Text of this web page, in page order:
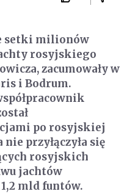
setki milionów
rosyjskiego
zacumowały w
i Bodrum.
po rosyjskiej
przyłączyła się
rosyjskich
jachtów
mld funtów.